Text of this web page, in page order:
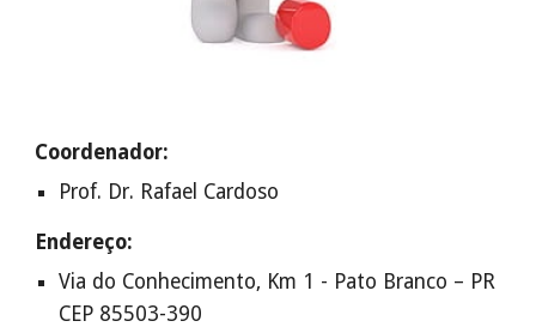
Coordenador:
Prof. Dr. Rafael Cardoso
Endereço:
Via do Conhecimento, Km 1 - Pato Branco – PR
CEP 85503-390